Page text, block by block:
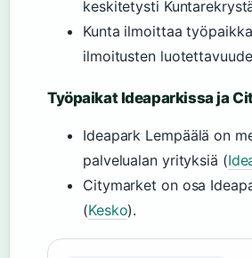
keskitetysti
Kunta ilmoittaa
ilmoitusten
Työpaikat Ideaparkissa ja
Ideapark Lempäälä on
palvelualan yrityksiä (
Citymarket on osa
(Kesko).